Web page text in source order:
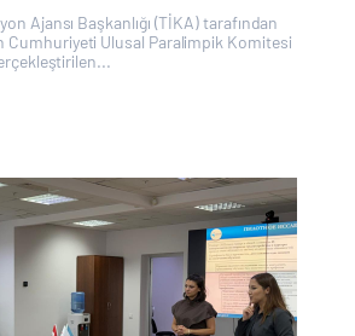
Ajansı Başkanlığı (TİKA) tarafından
Cumhuriyeti Ulusal Paralimpik Komitesi